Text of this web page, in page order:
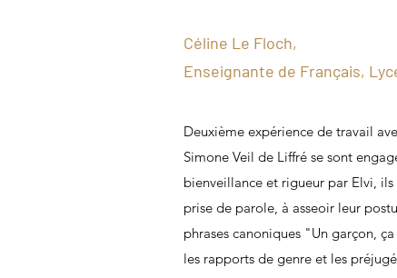
Céline Le Floch,
Enseignante de Français,
Deuxième expérience de travail
Simone Veil de Liffré se sont
bienveillance et rigueur par Elvi,
prise de parole, à asseoir leur
phrases canoniques "Un garçon,
les rapports de genre et les